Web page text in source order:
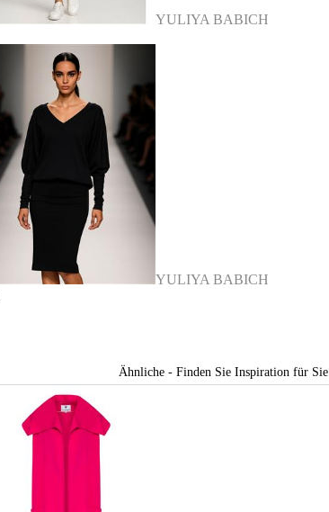
YULIYA BABICH
YULIYA BABICH
Ähnliche - Finden Sie Inspiration für Sie